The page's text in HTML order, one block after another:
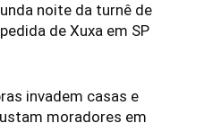
noite da turnê de
de Xuxa em SP
invadem casas e
moradores em